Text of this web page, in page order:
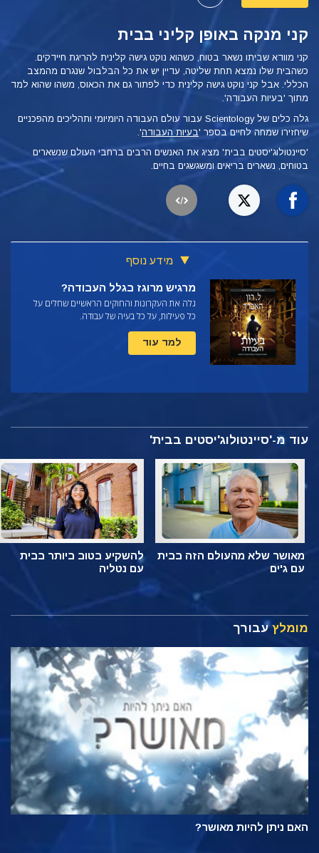
קני מנקה באופן קליני בבית
קני מוודא שביתו נשאר בטוח, כשהוא נוקט גישה קלינית להריגת חיידקים.
כשהבית שלו נמצא תחת שליטה, עדיין יש את כל הבלבול שנגרם מהמצב
הכללי. אבל קני נוקט גישה קלינית כדי לפתור גם את הכאוס, משהו שהוא למד
מתוך 'בעיות העבודה'.
גלה כלים של Scientology עבור עולם העבודה היומיומי ותהליכים מהפכניים
שיחזירו שמחה לחיים בספר 'בעיות העבודה'.
'סיינטולוג'יסטים בבית' מציג את האנשים הרבים ברחבי העולם שנשארים
בטוחים, נשארים בריאים ומשגשגים בחיים.
מידע נוסף
מרגיש מרוגז בגלל העבודה?
גלה את העקרונות והחוקים הראשיים שחלים על
כל פעילות, על כל בעיה של עבודה.
למד עוד
עוד מ-'סיינטולוג'יסטים בבית'
מאושר שלא מהעולם הזה בבית
עם ג'ים
להשקיע בטוב ביותר בבית
עם נטליה
מומלץעבורך
האם ניתן להיות מאושר?